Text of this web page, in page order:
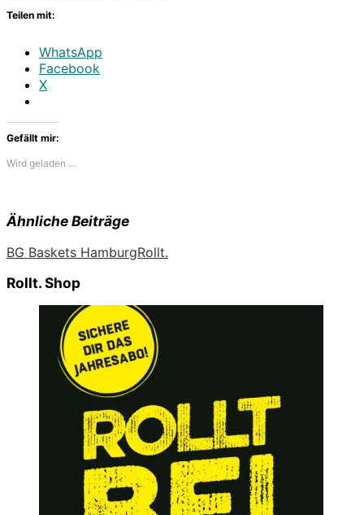
Teilen mit:
WhatsApp
Facebook
X
Gefällt mir:
Wird geladen …
Ähnliche Beiträge
BG Baskets HamburgRollt.
Rollt. Shop